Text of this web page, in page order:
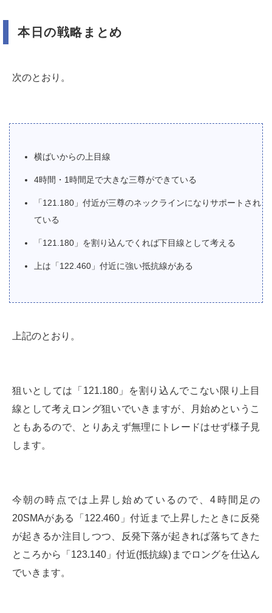
本日の戦略まとめ
次のとおり。
横ばいからの上目線
4時間・1時間足で大きな三尊ができている
「121.180」付近が三尊のネックラインになりサポートされ
ている
「121.180」を割り込んでくれば下目線として考える
上は「122.460」付近に強い抵抗線がある
上記のとおり。
狙いとしては「121.180」を割り込んでこない限り上目
線として考えロング狙いでいきますが、月始めというこ
ともあるので、とりあえず無理にトレードはせず様子見
します。
今朝の時点では上昇し始めているので、4時間足の
20SMAがある「122.460」付近まで上昇したときに反発
が起きるか注目しつつ、反発下落が起きれば落ちてきた
ところから「123.140」付近(抵抗線)までロングを仕込ん
でいきます。